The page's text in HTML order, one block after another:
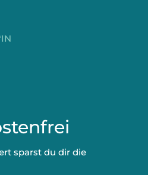
sparst du dir die